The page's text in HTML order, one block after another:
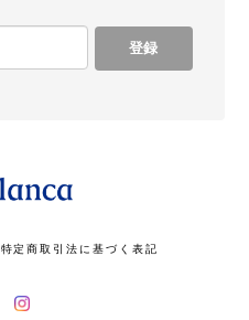
登録
特定商取引法に基づく表記